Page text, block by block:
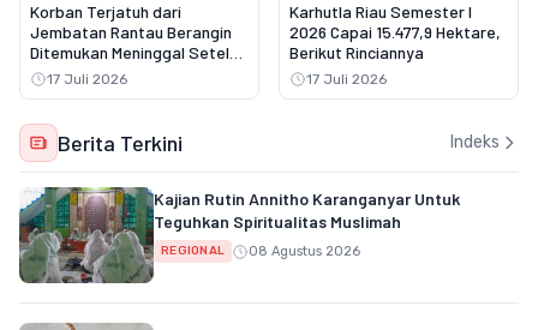
Korban Terjatuh dari
Jembatan Rantau Berangin
Ditemukan Meninggal Setelah
Tiga Hari Pencarian
17 Juli 2026
Karhutla Riau Semester I
2026 Capai 15.477,9 Hektare,
Berikut Rinciannya
17 Juli 2026
Berita Terkini Indeks
Kajian Rutin Annitho Karanganyar Untuk
Teguhkan Spiritualitas Muslimah
REGIONAL 08 Agustus 2026